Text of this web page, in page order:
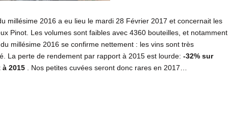
millésime 2016 a eu lieu le mardi 28 Février 2017 et concernait les
Pinot. Les volumes sont faibles avec 4360 bouteilles, et notamment
millésime 2016 se confirme nettement : les vins sont très
La perte de rendement par rapport à 2015 est lourde:-32% sur
2015 . Nos petites cuvées seront donc rares en 2017…